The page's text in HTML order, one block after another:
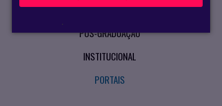
.
CURSOS PRESENCIAIS
PÓS-GRADUAÇÃO
INSTITUCIONAL
PORTAIS